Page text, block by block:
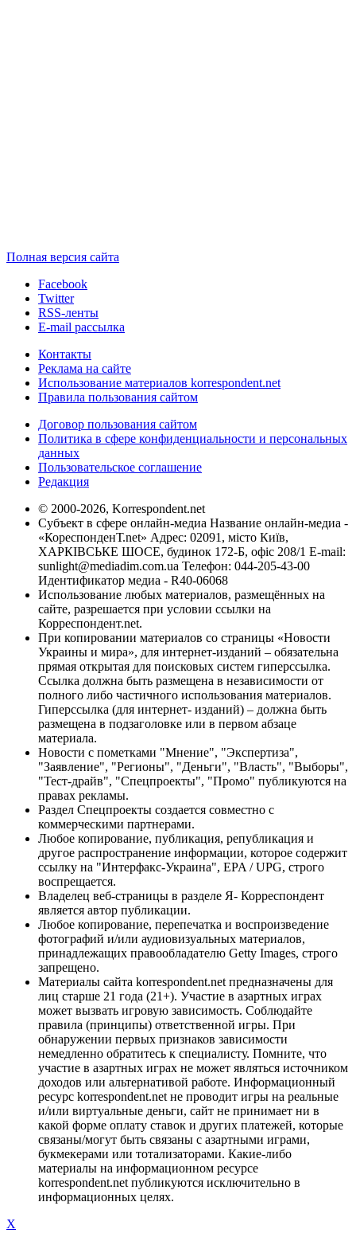
Полная версия сайта
Facebook
Twitter
RSS-ленты
E-mail рассылка
Контакты
Реклама на сайте
Использование материалов korrespondent.net
Правила пользования сайтом
Договор пользования сайтом
Политика в сфере конфиденциальности и персональных
данных
Пользовательское соглашение
Редакция
© 2000-2026, Korrespondent.net
Субъект в сфере онлайн-медиа Название онлайн-медиа -
«КореспонденТ.net» Адрес: 02091, місто Київ,
ХАРКІВСЬКЕ ШОСЕ, будинок 172-Б, офіс 208/1 E-mail:
sunlight@mediadim.com.ua Телефон: 044-205-43-00
Идентификатор медиа - R40-06068
Использование любых материалов, размещённых на
сайте, разрешается при условии ссылки на
Корреспондент.net.
При копировании материалов со страницы «Новости
Украины и мира», для интернет-изданий – обязательна
прямая открытая для поисковых систем гиперссылка.
Ссылка должна быть размещена в независимости от
полного либо частичного использования материалов.
Гиперссылка (для интернет- изданий) – должна быть
размещена в подзаголовке или в первом абзаце
материала.
Новости с пометками "Мнение", "Экспертиза",
"Заявление", "Регионы", "Деньги", "Власть", "Выборы",
"Тест-драйв", "Спецпроекты", "Промо" публикуются на
правах рекламы.
Раздел Спецпроекты создается совместно с
коммерческими партнерами.
Любое копирование, публикация, републикация и
другое распространение информации, которое содержит
ссылку на "Интерфакс-Украина", EPA / UPG, строго
воспрещается.
Владелец веб-страницы в разделе Я- Корреспондент
является автор публикации.
Любое копирование, перепечатка и воспроизведение
фотографий и/или аудиовизуальных материалов,
принадлежащих правообладателю Getty Images, строго
запрещено.
Материалы сайта korrespondent.net предназначены для
лиц старше 21 года (21+). Участие в азартных играх
может вызвать игровую зависимость. Соблюдайте
правила (принципы) ответственной игры. При
обнаружении первых признаков зависимости
немедленно обратитесь к специалисту. Помните, что
участие в азартных играх не может являться источником
доходов или альтернативой работе. Информационный
ресурс korrespondent.net не проводит игры на реальные
и/или виртуальные деньги, сайт не принимает ни в
какой форме оплату ставок и других платежей, которые
связаны/могут быть связаны с азартными играми,
букмекерами или тотализаторами. Какие-либо
материалы на информационном ресурсе
korrespondent.net публикуются исключительно в
информационных целях.
X